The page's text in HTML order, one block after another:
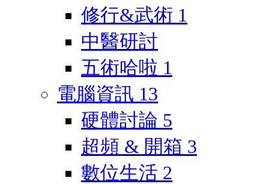
修行&武術 1
中醫研討
五術哈啦 1
電腦資訊 13
硬體討論 5
超頻 & 開箱 3
數位生活 2